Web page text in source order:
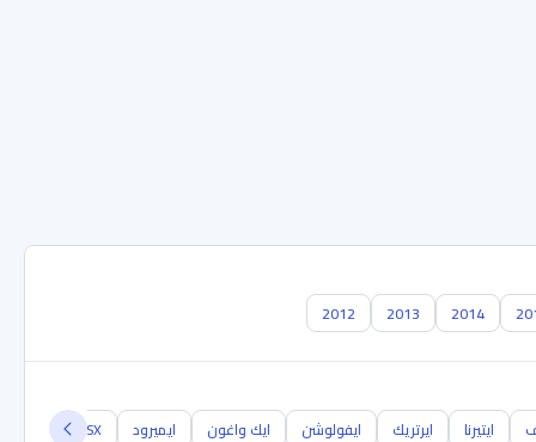
2014
2013
2012
ايتيرنا ايرتريك ايفولوشن ايك واغون ايميرود ASX